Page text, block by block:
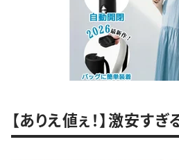
【ありえ値ぇ！】激安すぎ